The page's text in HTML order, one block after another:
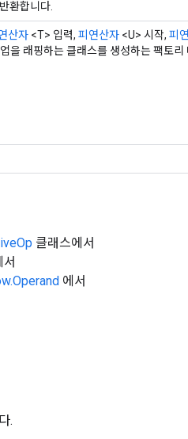
환합니다.
산자 <T> 입력, 피연산자 <U> 시작, 피
을 래핑하는 클래스를 생성하는 팩토리
클래스에서
에서
.